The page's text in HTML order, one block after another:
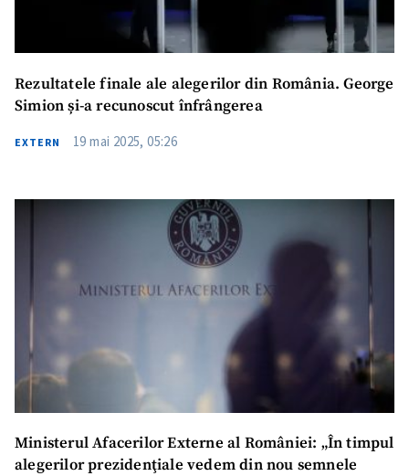
Rezultatele finale ale alegerilor din România. George
Simion și-a recunoscut înfrângerea
EXTERN 19 mai 2025, 05:26
Ministerul Afacerilor Externe al României: „În timpul
alegerilor prezidenţiale vedem din nou semnele